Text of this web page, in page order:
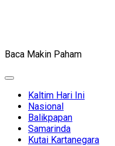
Baca Makin Paham
Expand
Kaltim Hari Ini
Nasional
Balikpapan
Samarinda
Kutai Kartanegara